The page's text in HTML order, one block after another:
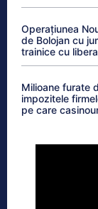
Operațiunea
de Bolojan cu
trainice cu
Milioane furate
impozitele
pe care